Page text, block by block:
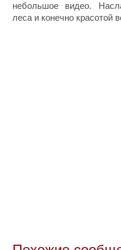
небольшое видео.
леса и конечно красотой